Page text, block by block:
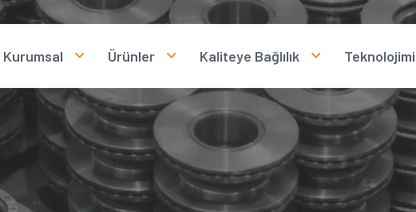
Kurumsal
Hakkımızda
Kişisel Verilerin Korunması
Ürünler
Fren Diskleri
Fren Kampanaları
Kaliteye Bağlılık
Kalite Politikamız
İnsan Kaynakları
Kalite Sertifikalarımız